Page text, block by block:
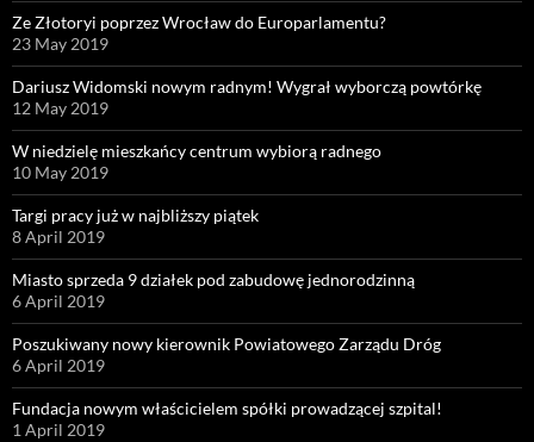
Ze Złotoryi poprzez Wrocław do Europarlamentu?
23 May 2019
Dariusz Widomski nowym radnym! Wygrał wyborczą powtórkę
12 May 2019
W niedzielę mieszkańcy centrum wybiorą radnego
10 May 2019
Targi pracy już w najbliższy piątek
8 April 2019
Miasto sprzeda 9 działek pod zabudowę jednorodzinną
6 April 2019
Poszukiwany nowy kierownik Powiatowego Zarządu Dróg
6 April 2019
Fundacja nowym właścicielem spółki prowadzącej szpital!
1 April 2019